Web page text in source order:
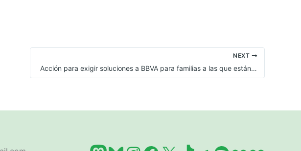
NEXT
Acción para exigir soluciones a BBVA para familias a las que están ignorando